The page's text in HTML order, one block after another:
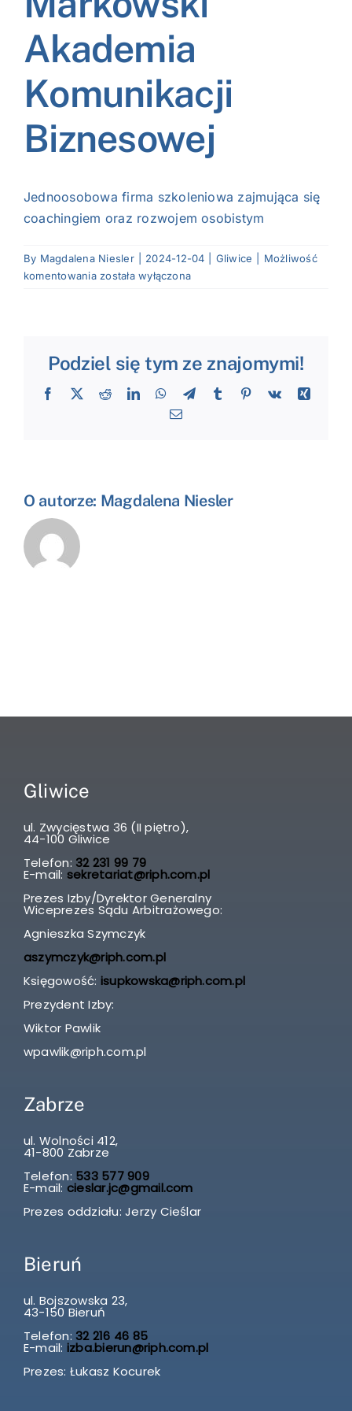
NASI EKSPERCI
GALERIA
SĄD ARBITRAŻOWY
KOMITETY
MARKA ŚLĄSKIE
Akademia
Komunikacji
Biznesowej
Jednoosobowa firma szkoleniowa zajmująca się
coachingiem oraz rozwojem osobistym
By Magdalena Niesler 2024-12-04 Gliwice
Możliwość
komentowania Tomasz
została wyłączona
Podziel się tym ze znajomymi!
Facebook
X RedditLinkedInWhatsApp
TelegramTumblr Pinterest
Vk
Xing
Email
O autorze: Magdalena Niesler
Gliwice
ul. Zwycięstwa 36 (II piętro),
44-100 Gliwice
Telefon: 32 231 99 79
E-mail: sekretariat@riph.com.pl
Prezes Izby/Dyrektor Generalny
Wiceprezes Sądu Arbitrażowego:
Agnieszka Szymczyk
aszymczyk@riph.com.pl
Księgowość: isupkowska@riph.com.pl
Prezydent Izby:
Wiktor Pawlik
wpawlik@riph.com.pl
Zabrze
ul. Wolności 412,
41-800 Zabrze
Telefon: 533 577 909
E-mail: cieslar.jc@gmail.com
Prezes oddziału: Jerzy Cieślar
Bieruń
ul. Bojszowska 23,
43-150 Bieruń
Telefon: 32 216 46 85
E-mail: izba.bierun@riph.com.pl
Prezes: Łukasz Kocurek